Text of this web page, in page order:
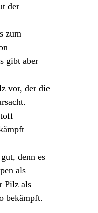
der
zum
gibt aber
vor, der die
denn es
als
Pilz als
bekämpft.